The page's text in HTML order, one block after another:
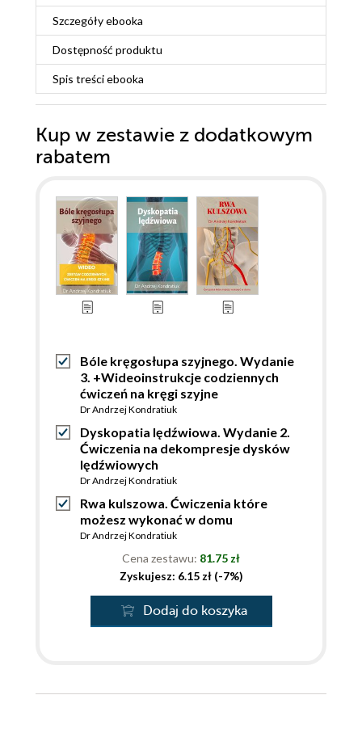
Szczegółyebooka
Dostępność produktu
Spis treściebooka
Kup w zestawie z dodatkowym
rabatem
Bóle kręgosłupa szyjnego. Wydanie
3. +Wideoinstrukcje codziennych
ćwiczeń na kręgi szyjne
Dr Andrzej Kondratiuk
Dyskopatia lędźwiowa. Wydanie 2.
Ćwiczenia na dekompresje dysków
lędźwiowych
Dr Andrzej Kondratiuk
Rwa kulszowa. Ćwiczenia które
możesz wykonać w domu
Dr Andrzej Kondratiuk
Cena zestawu: 81.75 zł
Zyskujesz: 6.15 zł (-7%)
Dodaj do koszyka